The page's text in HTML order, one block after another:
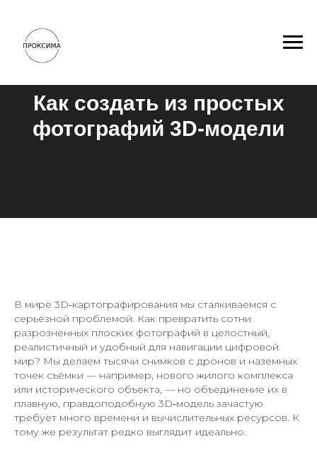
Как создать из простых
фотографий 3D-модели
В мире 3D‑картографирования мы сталкиваемся с
серьёзной проблемой. Как превратить сотни
разрозненных плоских фотографий в целостный,
реалистичный и удобный для навигации цифровой
мир? Мы делаем тысячи снимков с дронов и наземных
точек съёмки — например, нового жилого комплекса
или исторического объекта, — но объединение их в
плавную, правдоподобную 3D‑модель зачастую
требует много времени и вычислительных ресурсов. К
тому же результат редко выглядит идеально.